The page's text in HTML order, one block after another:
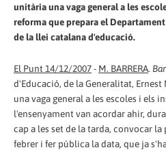
unitària una vaga general a les
reforma que prepara el
de la llei catalana d'educació.
El Punt 14/12/2007- M. BARRERA.
d'Educació, de la Generalitat,
una vaga general a les escoles i els
l'ensenyament van acordar ahir,
cap a les set de la tarda, convocar
febrer i fer pública la data, que ja